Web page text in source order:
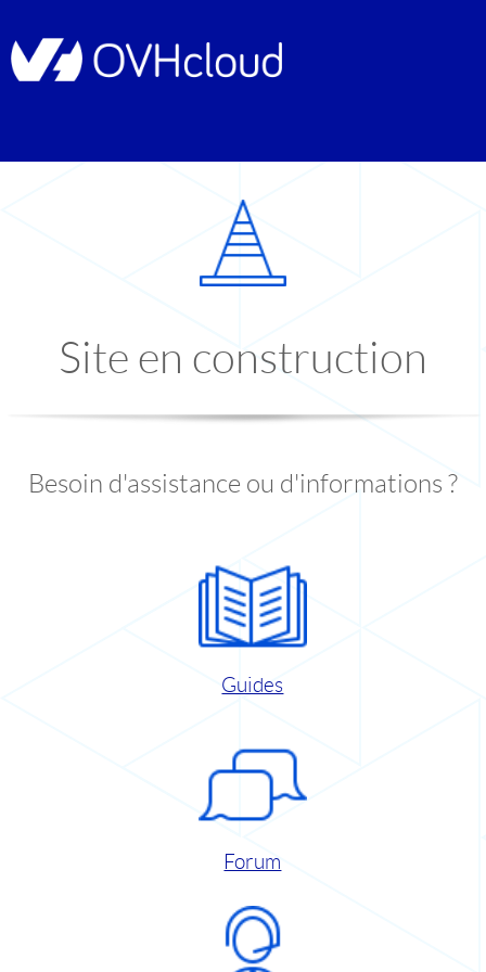
Site en construction
Besoin d'assistance ou d'informations ?
Guides
Forum